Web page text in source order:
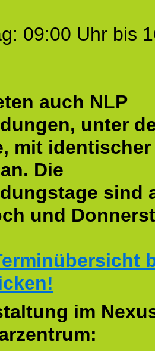
09:00 Uhr bis
auch NLP
unter
mit identischer
Die
sind
und
im